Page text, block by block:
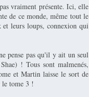
vraiment présente. Ici, elle
de ce monde, même tout le
leurs loups, connexion qui
pense pas qu'il y ait un seul
! Tous sont malmenés,
et Martin laisse le sort de
le tome 3 !